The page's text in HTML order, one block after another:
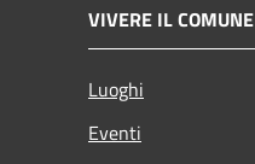
VIVERE IL COMUNE
Luoghi
Eventi